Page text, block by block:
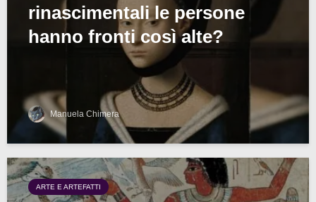
rinascimentali le persone
hanno fronti così alte?
Manuela Chimera
ARTE E ARTEFATTI